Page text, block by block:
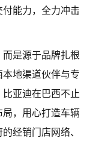
能力，全力冲击
是源于品牌扎根
地渠道伙伴与专
亚迪在巴西不止
，用心打造车辆
经销门店网络、